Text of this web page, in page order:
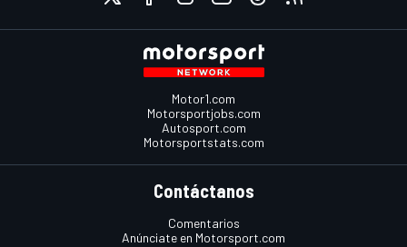
Motor1.com
Motorsportjobs.com
Autosport.com
Motorsportstats.com
Contáctanos
Comentarios
Anúnciate en Motorsport.com